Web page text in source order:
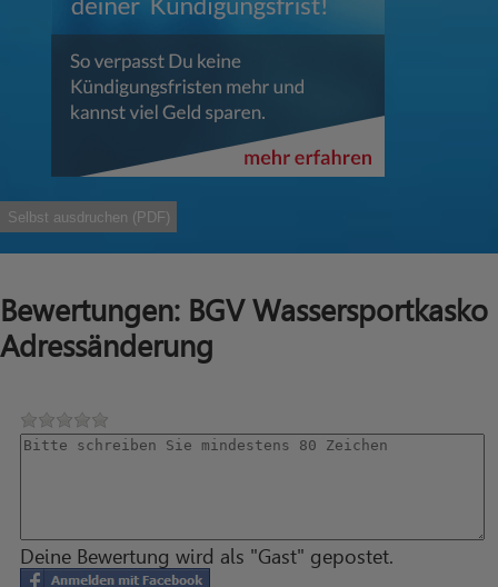
Selbst ausdruchen (PDF)
Bewertungen: BGV Wassersportkasko
Adressänderung
Deine Bewertung wird als "Gast" gepostet.